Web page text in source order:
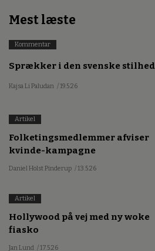
Mest læste
Kommentar
Sprækker i den svenske stilhed
Kajsa Li Paludan / 19.5.26
Artikel
Folketingsmedlemmer afviser
kvinde-kampagne
Daniel Holst Pinderup / 13.5.26
Artikel
Hollywood på vej med ny woke
fiasko
Jan Lund / 17.5.26